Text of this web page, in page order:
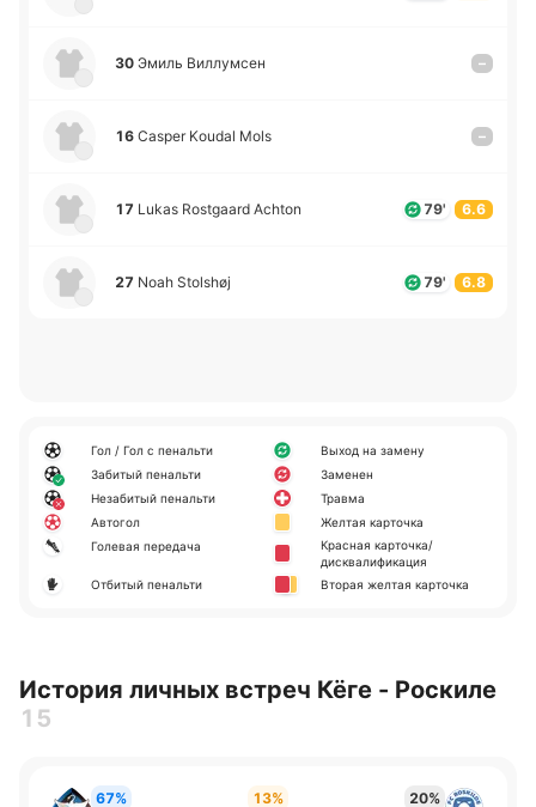
30 Эмиль Ви­ллу­мсен –
16 Casper Koudal Mols –
17 Lukas Rostgaard Achton 79' 6.6
27 Noah Stolshøj 79' 6.8
Гол / Гол с пенальти
Забитый пенальти
Незабитый пенальти
Автогол
Голевая передача
Отбитый пенальти
Выход на замену
Заменен
Травма
Желтая карточка
Красная карточка/
дисквалификация
Вторая желтая карточка
История личных встреч Кёге - Роскиле
15
67% 13% 20%